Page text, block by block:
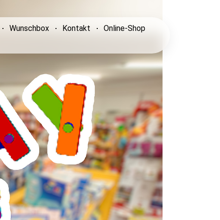
Wunschbox Kontakt Online-Shop